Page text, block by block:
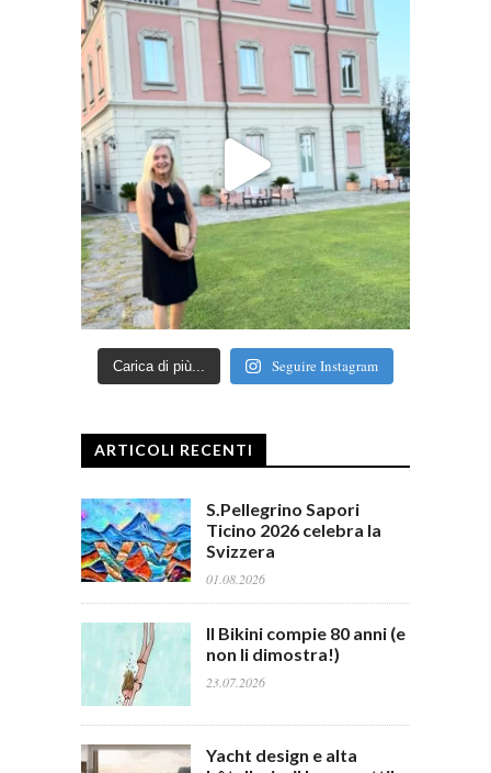
Carica di più... Seguire Instagram
ARTICOLI RECENTI
S.Pellegrino Sapori
Ticino 2026 celebra la
Svizzera
01.08.2026
Il Bikini compie 80 anni (e
non li dimostra!)
23.07.2026
Yacht design e alta